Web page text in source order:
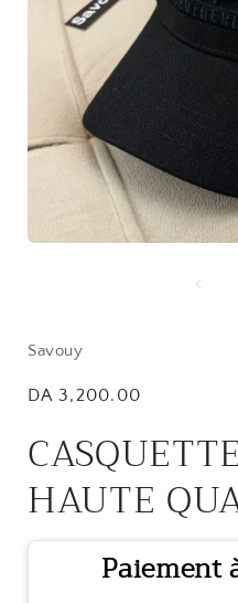
Savouy
Regular
DA 3,200.00
HAUTE
Paiement